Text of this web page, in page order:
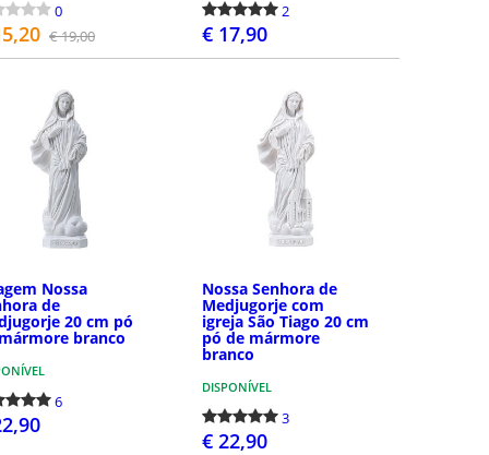
0
€ 19,00
2
€ 17,90
Nossa
de
20 cm pó
branco
6
Nossa Senhora de
Medjugorje com
igreja São Tiago 20 cm
pó de mármore
branco
DISPONÍVEL
3
€ 22,90